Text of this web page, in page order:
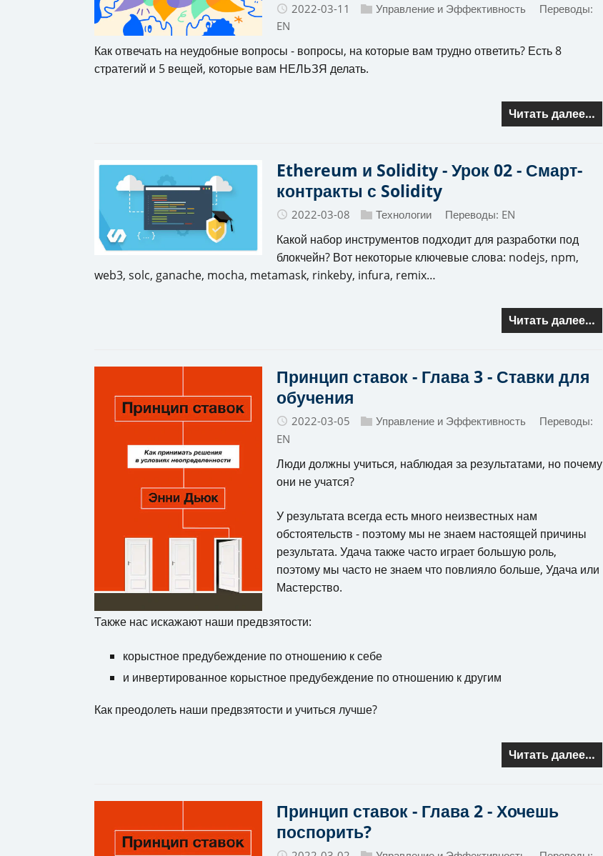
2022-03-11 Управление и Эффективность
Переводы:
EN
Как отвечать на неудобные вопросы - вопросы, на которые вам трудно ответить? Есть 8
стратегий и 5 вещей, которые вам НЕЛЬЗЯ делать.
Читать далее…
Ethereum и Solidity - Урок 02 - Смарт-
контракты с Solidity
2022-03-08 Технологии Переводы: EN
Какой набор инструментов подходит для разработки под
блокчейн? Вот некоторые ключевые слова: nodejs, npm,
web3, solc, ganache, mocha, metamask, rinkeby, infura, remix…
Читать далее…
Принцип ставок - Глава 3 - Ставки для
обучения
2022-03-05 Управление и Эффективность
Переводы:
EN
Люди должны учиться, наблюдая за результатами, но почему
они не учатся?
У результата всегда есть много неизвестных нам
обстоятельств - поэтому мы не знаем настоящей причины
результата. Удача также часто играет большую роль,
поэтому мы часто не знаем что повлияло больше, Удача или
Мастерство.
Также нас искажают наши предвзятости:
корыстное предубеждение по отношению к себе
и инвертированное корыстное предубеждение по отношению к другим
Как преодолеть наши предвзятости и учиться лучше?
Читать далее…
Принцип ставок - Глава 2 - Хочешь
поспорить?